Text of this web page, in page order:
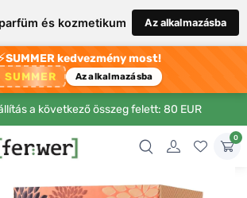
és kozmetikum Az alkalmazásba
SUMMER kedvezmény most!
SUMMER Az alkalmazásba
a következő összeg felett: 80 EUR
0